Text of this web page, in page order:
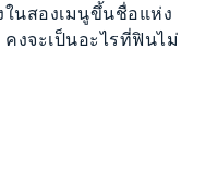
นสองเมนูขึ้นชื่อแห่ง
งจะเป็นอะไรที่ฟินไม่